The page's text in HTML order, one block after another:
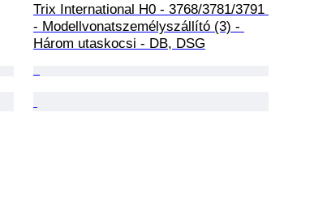
Trix International H0 - 3768/3781/3791
- Modellvonatszemélyszállító (3) -
Három utaskocsi - DB, DSG